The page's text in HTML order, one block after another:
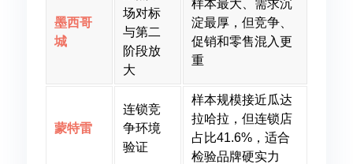
墨西哥
城
场对标
与第二
阶段放
大
样本最大、需求沉
淀最厚，但竞争、
促销和零售混入更
重
蒙特雷
连锁竞
争环境
验证
样本规模接近瓜达
拉哈拉，但连锁店
占比41.6%，适合
检验品牌硬实力